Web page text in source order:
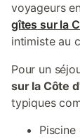
voyageurs
gîtes sur la
intimiste au
Pour un
sur la Côte
typiques